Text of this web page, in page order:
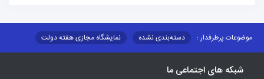
موضوعات پرطرفدار : دسته‌بندی نشده
نمایشگاه مجازی هفته دولت
مزایدات و مناقصات
محتوای کانون توسعهشبکه های اجتماعی ما